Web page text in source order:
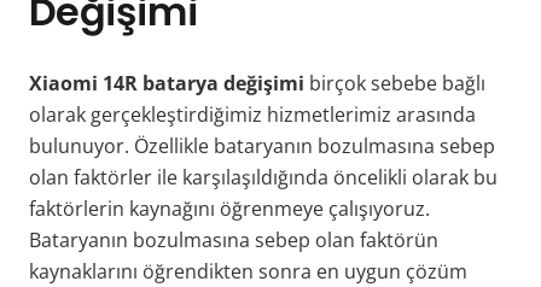
Değişimi
Xiaomi 14R batarya değişimi birçok sebebe bağlı
olarak gerçekleştirdiğimiz hizmetlerimiz arasında
bulunuyor. Özellikle bataryanın bozulmasına sebep
olan faktörler ile karşılaşıldığında öncelikli olarak bu
faktörlerin kaynağını öğrenmeye çalışıyoruz.
Bataryanın bozulmasına sebep olan faktörün
kaynaklarını öğrendikten sonra en uygun çözüm